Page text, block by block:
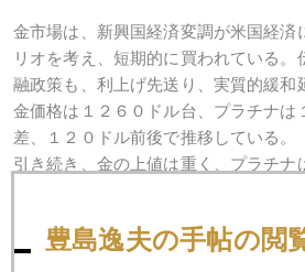
金市場は、新興国経済変調が米国経済
リオを考え、短期的に買われている。
融政策も、利上げ先送り、実質的緩和
金価格は１２６０ドル台、プラチナは
差、１２０ドル前後で推移している。
引き続き、金の上値は重く、プラチナ
さて、冬季オリンピックの上村愛子の
豊島逸夫の手帖の閲